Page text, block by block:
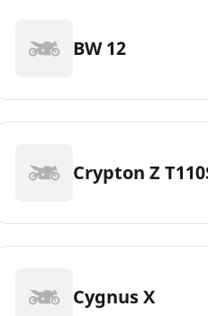
BW 12
Crypton Z
Cygnus X